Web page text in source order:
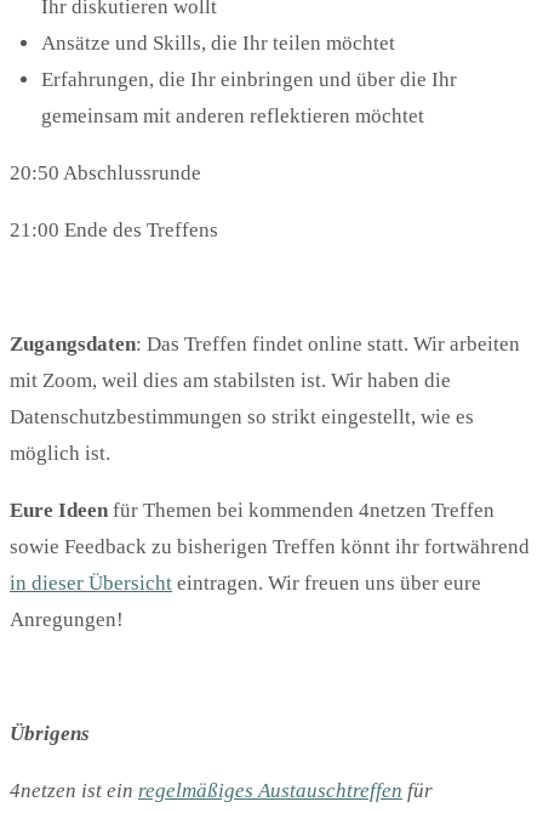
Ihr diskutieren wollt
Ansätze und Skills, die Ihr teilen möchtet
Erfahrungen, die Ihr einbringen und über die Ihr
gemeinsam mit anderen reflektieren möchtet
20:50 Abschlussrunde
21:00 Ende des Treffens
Zugangsdaten: Das Treffen findet online statt. Wir arbeiten
mit Zoom, weil dies am stabilsten ist. Wir haben die
Datenschutzbestimmungen so strikt eingestellt, wie es
möglich ist.
Eure Ideen für Themen bei kommenden 4netzen Treffen
sowie Feedback zu bisherigen Treffen könnt ihr fortwährend
in dieser Übersicht eintragen. Wir freuen uns über eure
Anregungen!
Übrigens
4netzen ist ein regelmäßiges Austauschtreffen für